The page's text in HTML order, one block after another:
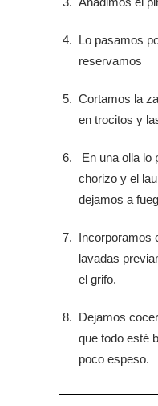
Lo pasamos
reservamos
Cortamos la
en trocitos y
En una olla lo
chorizo y el
dejamos a
Incorporamos
lavadas
el grifo.
Dejamos
que todo esté
poco espeso.